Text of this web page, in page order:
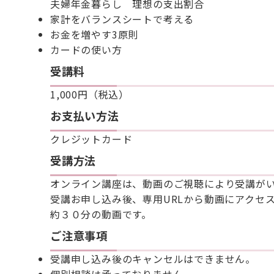
夫婦年金暮らし 理想の支出割合
家計をバランスシートで考える
お金を増やす3原則
カードの使い方
受講料
1,000円（税込）
お支払い方法
クレジットカード
受講方法
オンライン講座は、動画のご視聴により受講が
受講お申し込み後、専用URLから動画にアクセ
約３０分の動画です。
ご注意事項
受講申し込み後のキャンセルはできません。